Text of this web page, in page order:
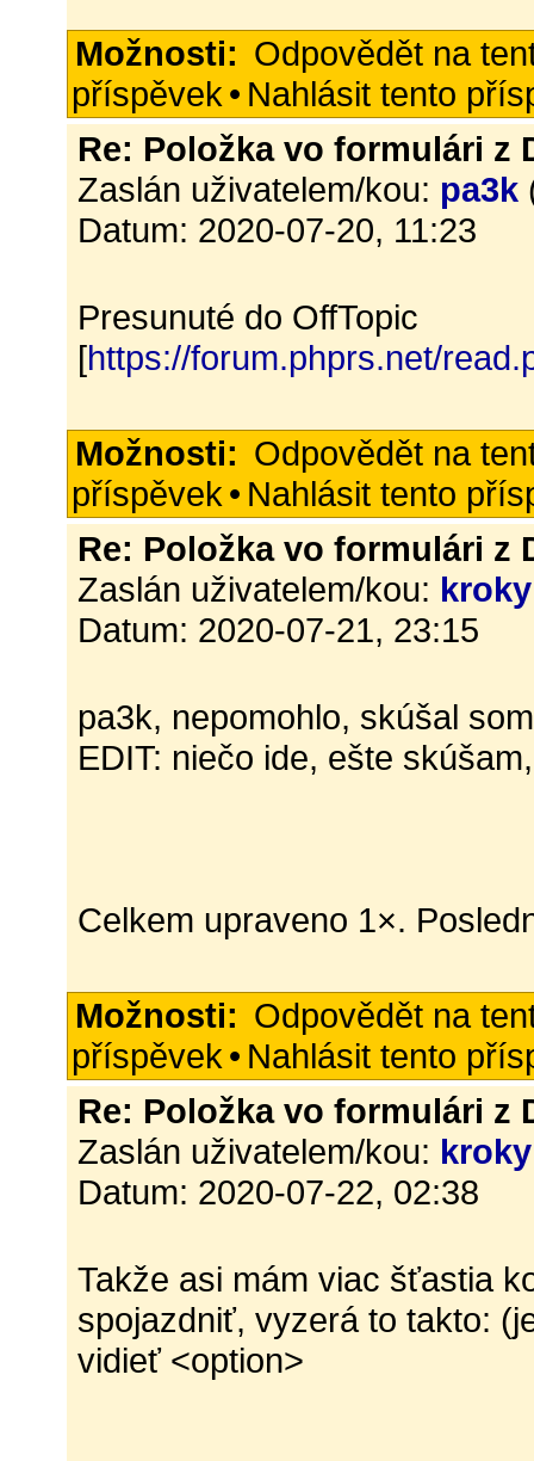
Možnosti: Odpovědět na
příspěvek • Nahlásit tento
Re: Položka vo formulári z
Zaslán uživatelem/kou: pa3k
Datum: 2020-07-20, 11:23
Presunuté do OffTopic
[https://forum.phprs.net/
Možnosti: Odpovědět na
příspěvek • Nahlásit tento
Re: Položka vo formulári z
Zaslán uživatelem/kou: kroky
Datum: 2020-07-21, 23:15
pa3k, nepomohlo, skúšal
EDIT: niečo ide, ešte
Celkem upraveno 1×.
Možnosti: Odpovědět na
příspěvek • Nahlásit tento
Re: Položka vo formulári z
Zaslán uživatelem/kou: kroky
Datum: 2020-07-22, 02:38
Takže asi mám viac šťastia
spojazdniť, vyzerá to takto:
vidieť <option>